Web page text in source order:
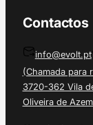
Contactos
info@evolt.pt
(Chamada para
3720-362 Vila
Oliveira de